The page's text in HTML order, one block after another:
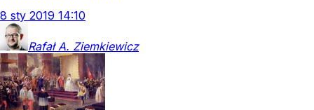
8 sty 2019 14:10
Rafał A. Ziemkiewicz